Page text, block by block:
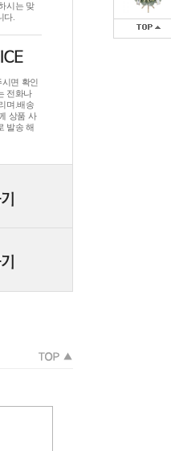
시는 맞
다.
면 확인
전화나
며.배송
상품 사
발송 해